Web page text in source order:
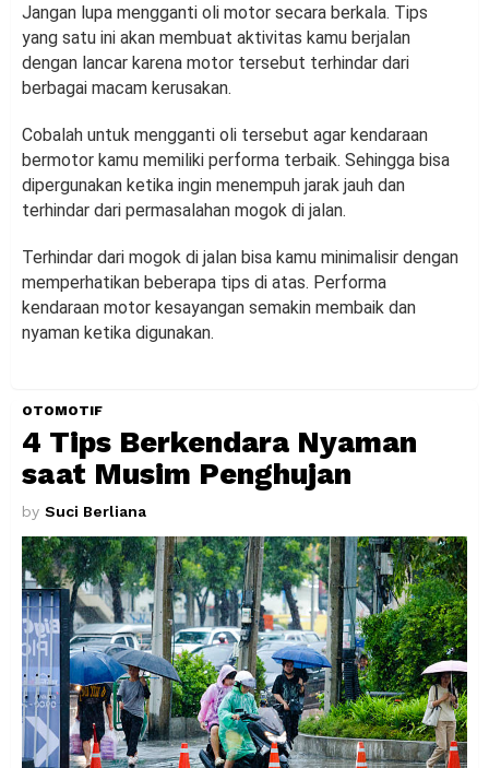
Jangan lupa mengganti oli motor secara berkala. Tips
yang satu ini akan membuat aktivitas kamu berjalan
dengan lancar karena motor tersebut terhindar dari
berbagai macam kerusakan.
Cobalah untuk mengganti oli tersebut agar kendaraan
bermotor kamu memiliki performa terbaik. Sehingga bisa
dipergunakan ketika ingin menempuh jarak jauh dan
terhindar dari permasalahan mogok di jalan.
Terhindar dari mogok di jalan bisa kamu minimalisir dengan
memperhatikan beberapa tips di atas. Performa
kendaraan motor kesayangan semakin membaik dan
nyaman ketika digunakan.
OTOMOTIF
4 Tips Berkendara Nyaman
saat Musim Penghujan
by Suci Berliana